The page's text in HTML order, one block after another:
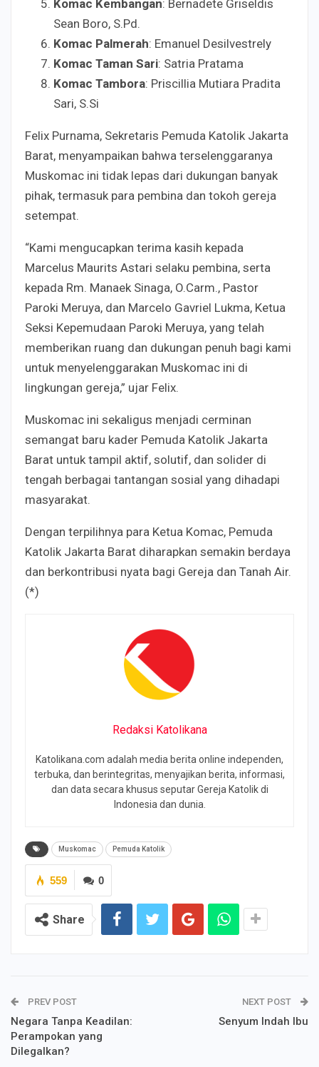
Komac Kembangan: Bernadete Griseldis
Sean Boro, S.Pd.
Komac Palmerah: Emanuel Desilvestrely
Komac Taman Sari: Satria Pratama
Komac Tambora: Priscillia Mutiara Pradita
Sari, S.Si
Felix Purnama, Sekretaris Pemuda Katolik Jakarta
Barat, menyampaikan bahwa terselenggaranya
Muskomac ini tidak lepas dari dukungan banyak
pihak, termasuk para pembina dan tokoh gereja
setempat.
“Kami mengucapkan terima kasih kepada
Marcelus Maurits Astari selaku pembina, serta
kepada Rm. Manaek Sinaga, O.Carm., Pastor
Paroki Meruya, dan Marcelo Gavriel Lukma, Ketua
Seksi Kepemudaan Paroki Meruya, yang telah
memberikan ruang dan dukungan penuh bagi kami
untuk menyelenggarakan Muskomac ini di
lingkungan gereja,” ujar Felix.
Muskomac ini sekaligus menjadi cerminan
semangat baru kader Pemuda Katolik Jakarta
Barat untuk tampil aktif, solutif, dan solider di
tengah berbagai tantangan sosial yang dihadapi
masyarakat.
Dengan terpilihnya para Ketua Komac, Pemuda
Katolik Jakarta Barat diharapkan semakin berdaya
dan berkontribusi nyata bagi Gereja dan Tanah Air.
(*)
Redaksi Katolikana
Katolikana.com adalah media berita online independen,
terbuka, dan berintegritas, menyajikan berita, informasi,
dan data secara khusus seputar Gereja Katolik di
Indonesia dan dunia.
Muskomac Pemuda Katolik
0
559
Share
PREV POST
Negara Tanpa Keadilan:
Perampokan yang
Dilegalkan?
NEXT POST
Senyum Indah Ibu